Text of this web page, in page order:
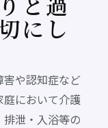
にし
や認知症など
庭において介護
泄・入浴等の